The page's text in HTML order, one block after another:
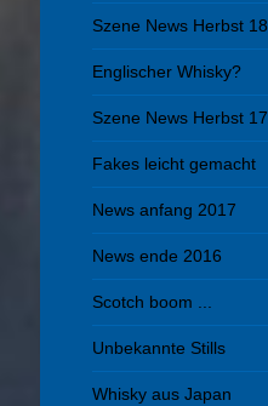
Szene News Herbst 18
Englischer Whisky?
Szene News Herbst 17
Fakes leicht gemacht
News anfang 2017
News ende 2016
Scotch boom ...
Unbekannte Stills
Whisky aus Japan